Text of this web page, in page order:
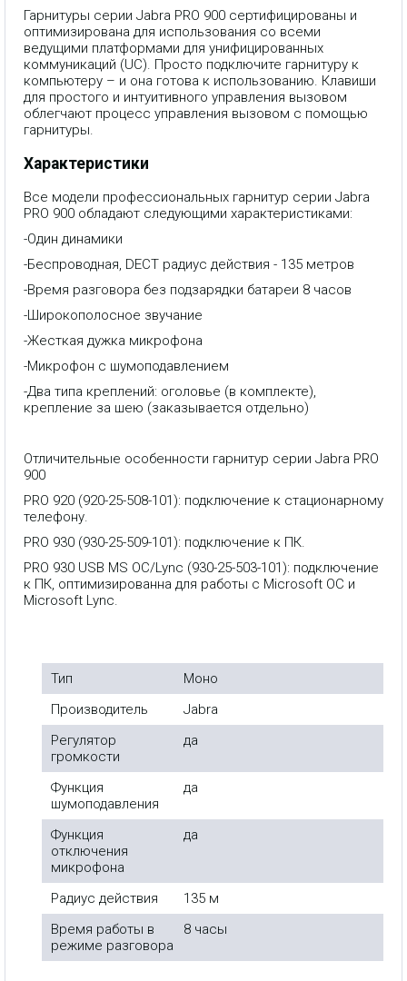
Гарнитуры серии Jabra PRO 900 сертифицированы и
оптимизирована для использования со всеми
ведущими платформами для унифицированных
коммуникаций (UC). Просто подключите гарнитуру к
компьютеру – и она готова к использованию. Клавиши
для простого и интуитивного управления вызовом
облегчают процесс управления вызовом с помощью
гарнитуры.
Характеристики
Все модели профессиональных гарнитур серии Jabra
PRO 900 обладают следующими характеристиками:
-Один динамики
-Беспроводная, DECT радиус действия - 135 метров
-Время разговора без подзарядки батареи 8 часов
-Широкополосное звучание
-Жесткая дужка микрофона
-Микрофон с шумоподавлением
-Два типа креплений: оголовье (в комплекте),
крепление за шею (заказывается отдельно)
Отличительные особенности гарнитур серии Jabra PRO
900
PRO 920 (920-25-508-101): подключение к стационарному
телефону.
PRO 930 (930-25-509-101): подключение к ПК.
PRO 930 USB MS OC/Lync (930-25-503-101): подключение
к ПК, оптимизированна для работы с Microsoft OC и
Microsoft Lync.
Тип
Моно
Производитель
Jabra
Регулятор
громкости
да
Функция
шумоподавления
да
Функция
отключения
микрофона
да
Радиус действия
135 м
Время работы в
режиме разговора
8 часы